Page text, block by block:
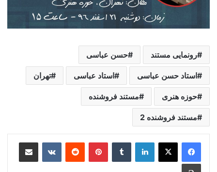
رونمایی مستند حسن عباسی
استاد حسن عباسی استاد عباسی تهران
حوزه هنری مستند فروشنده
مستند فروشنده 2
لینکدین ‫تامبلر ‫پین‌ترست‫رددیت ‫VKontakteاشتراک گذاری از طریق ایمیل
چاپ